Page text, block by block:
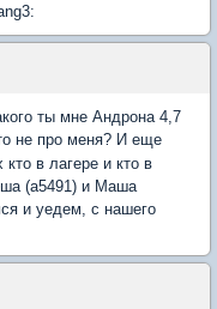
ты мне Андрона 4,7
не про меня? И еще
в лагере и кто в
(а5491) и Маша
и уедем, с нашего